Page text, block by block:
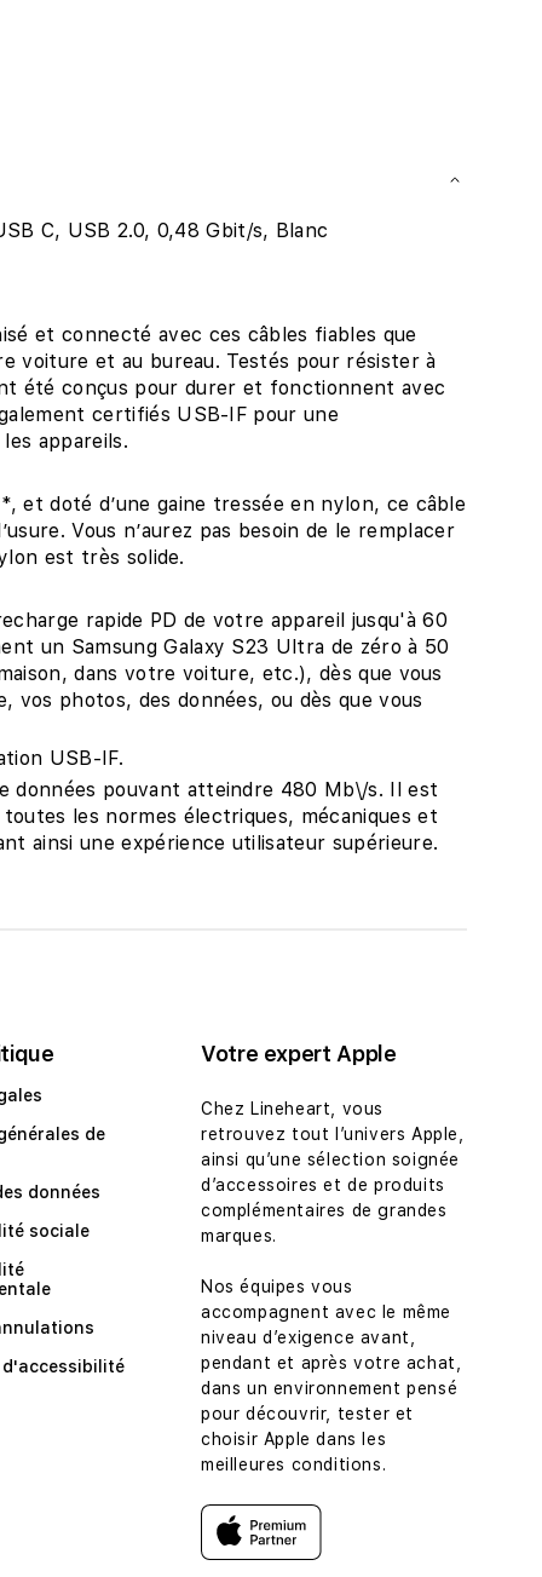
C, USB 2.0, 0,48 Gbit/s, Blanc
et connecté avec ces câbles fiables que
voiture et au bureau. Testés pour résister à
été conçus pour durer et fonctionnent avec
certifiés USB-IF pour une
appareils.
et doté d’une gaine tressée en nylon, ce câble
Vous n’aurez pas besoin de le remplacer
est très solide.
rapide PD de votre appareil jusqu'à 60
un Samsung Galaxy S23 Ultra de zéro à 50
dans votre voiture, etc.), dès que vous
vos photos, des données, ou dès que vous
USB-IF.
pouvant atteindre 480 Mb\/s. Il est
les normes électriques, mécaniques et
ainsi une expérience utilisateur supérieure.
de
données
sociale
Votre expert Apple
Chez Lineheart, vous
retrouvez tout l’univers Apple,
ainsi qu’une sélection soignée
d’accessoires et de produits
complémentaires de grandes
marques.
Nos équipes vous
accompagnent avec le même
niveau d’exigence avant,
pendant et après votre achat,
dans un environnement pensé
pour découvrir, tester et
choisir Apple dans les
meilleures conditions.